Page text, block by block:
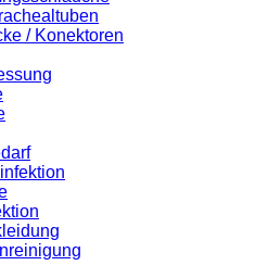
/ Konektoren